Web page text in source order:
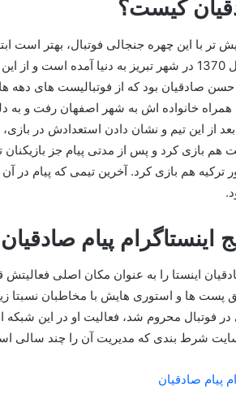
کیست؟
خانواده اش به شهر اصفهان رفت و به
از این تیم و نشان دادن استعدادش در
هم بازی کرد و پس از مدتی پیام جز
ترکیه هم بازی کرد. آخرین تیمی که پیام
اینستاگرام پیام
اینستا را به عنوان مکان اصلی
پست ها و استوری هایش با مخاطبان نسبتا
در فوتبال محروم شد، فعالیت او در این
سایت شرط بندی که مدیریت آن را چند سالی
پیام صادقیان